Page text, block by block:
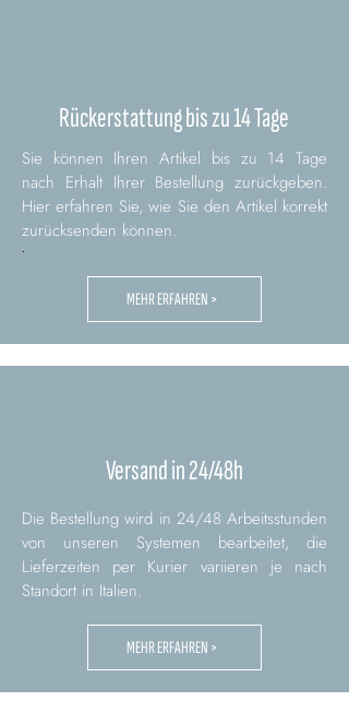
Rückerstattung bis zu 14 Tage
Sie können Ihren Artikel bis zu 14 Tage
nach Erhalt Ihrer Bestellung zurückgeben.
Hier erfahren Sie, wie Sie den Artikel korrekt
zurücksenden können.
MEHR ERFAHREN >
Versand in 24/48h
Die Bestellung wird in 24/48 Arbeitsstunden
von unseren Systemen bearbeitet, die
Lieferzeiten per Kurier variieren je nach
Standort in Italien.
MEHR ERFAHREN >